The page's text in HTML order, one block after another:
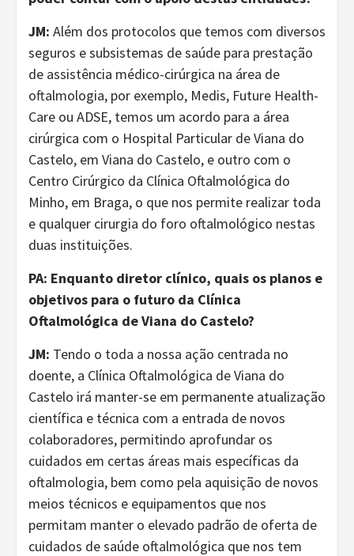
JM: Além dos protocolos que temos com diversos
seguros e subsistemas de saúde para prestação
de assistência médico-cirúrgica na área de
oftalmologia, por exemplo, Medis, Future Health-
Care ou ADSE, temos um acordo para a área
cirúrgica com o Hospital Particular de Viana do
Castelo, em Viana do Castelo, e outro com o
Centro Cirúrgico da Clínica Oftalmológica do
Minho, em Braga, o que nos permite realizar toda
e qualquer cirurgia do foro oftalmológico nestas
duas instituições.
PA: Enquanto diretor clínico, quais os planos e
objetivos para o futuro da Clínica
Oftalmológica de Viana do Castelo?
JM: Tendo o toda a nossa ação centrada no
doente, a Clínica Oftalmológica de Viana do
Castelo irá manter-se em permanente atualização
científica e técnica com a entrada de novos
colaboradores, permitindo aprofundar os
cuidados em certas áreas mais específicas da
oftalmologia, bem como pela aquisição de novos
meios técnicos e equipamentos que nos
permitam manter o elevado padrão de oferta de
cuidados de saúde oftalmológica que nos tem